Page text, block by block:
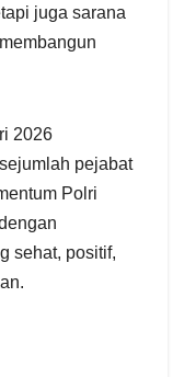
juga sarana
2026
pejabat
Polri
sehat, positif,